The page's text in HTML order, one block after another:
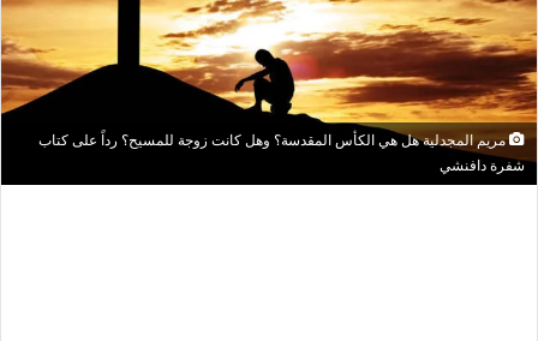
مريم المجدلية هل هي الكأس المقدسة؟ وهل كانت زوجة للمسيح؟ رداً على كتاب
شفرة دافنشي